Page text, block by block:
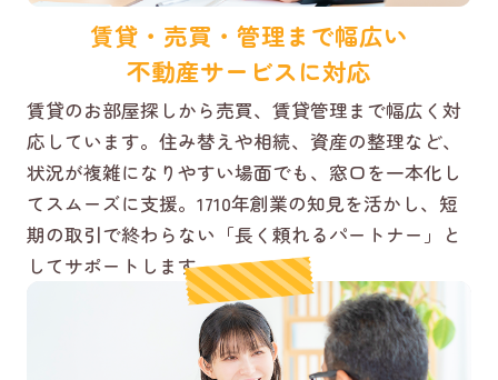
賃貸・売買・管理まで幅広い
不動産サービスに対応
賃貸のお部屋探しから売買、賃貸管理まで幅広く対
応しています。住み替えや相続、資産の整理など、
状況が複雑になりやすい場面でも、窓口を一本化し
てスムーズに支援。1710年創業の知見を活かし、短
期の取引で終わらない「長く頼れるパートナー」と
してサポートします。